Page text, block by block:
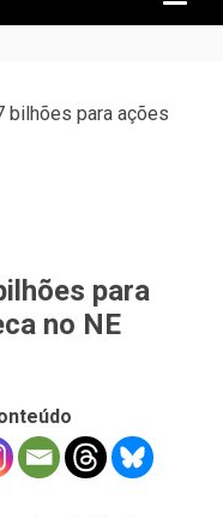
bilhões para ações
para
no NE